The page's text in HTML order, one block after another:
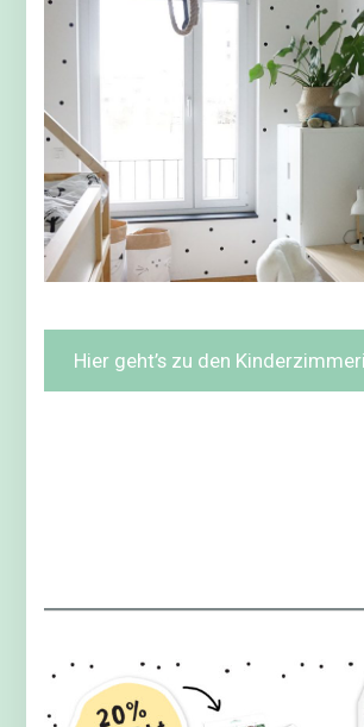
Hier geht’s zu den